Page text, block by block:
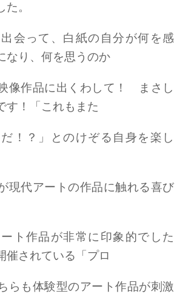
。
会って、白紙の自分が何を感
なり、何を思うのか
像作品に出くわして！ まさし
す！「これもまた
！？」とのけぞる自身を楽し
現代アートの作品に触れる喜び
ト作品が非常に印象的でした
催されている「プロ
らも体験型のアート作品が刺激